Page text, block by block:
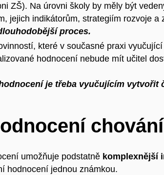
ZŠ). Na úrovni školy by měly být
jejich indikátorům, strategiím rozvoje a
proces.
které v současné praxi
hodnocení nebude mít učitel
je třeba vyučujícím vytvořit
chování
umožňuje podstatně komplexnější
hodnocení jednou známkou.